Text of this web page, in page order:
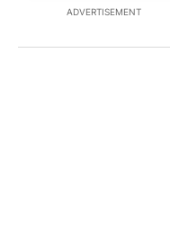
ADVERTISEMENT